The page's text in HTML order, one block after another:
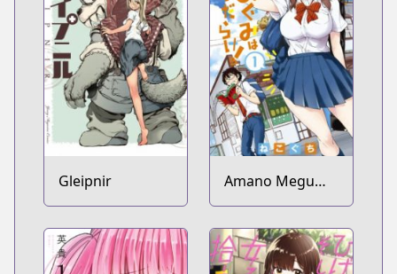
Gleipnir
Amano Megumi
wa Sukidarake!